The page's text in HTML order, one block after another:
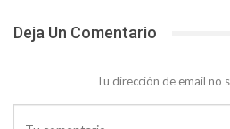
Deja Un Comentario
Tu dirección de email no